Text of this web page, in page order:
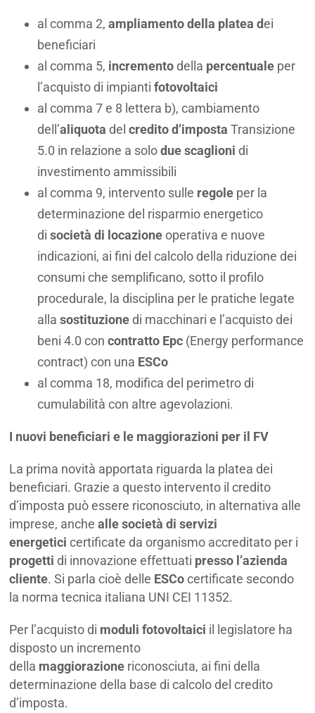
al comma 2,ampliamento della platea dei
beneficiari
al comma 5, incremento della percentuale per
l’acquisto di impiantifotovoltaici
al comma 7 e 8 lettera b), cambiamento
dell’aliquota delcredito d’imposta Transizione
5.0 in relazione a solodue scaglioni di
investimento ammissibili
al comma 9, intervento sulle regole per la
determinazione del risparmio energetico
disocietà di locazioneoperativa e nuove
indicazioni, ai fini del calcolo della riduzione dei
consumi che semplificano, sotto il profilo
procedurale, la disciplina per le pratiche legate
allasostituzione di macchinari e l’acquisto dei
beni 4.0 con contratto Epc (Energy performance
contract) con una ESCo
al comma 18, modifica del perimetro di
cumulabilità con altre agevolazioni.
I nuovi beneficiari e le maggiorazioni per il FV
La prima novità apportata riguarda la platea dei
beneficiari. Grazie a questo intervento il credito
d’imposta può essere riconosciuto, in alternativa alle
imprese, anchealle società di servizi
energetici certificate da organismo accreditato per i
progetti di innovazione effettuati presso l’azienda
cliente. Si parla cioè delle ESCocertificate secondo
la norma tecnica italiana UNI CEI 11352.
Per l’acquisto di moduli fotovoltaici il legislatore ha
disposto un incremento
della maggiorazione riconosciuta, ai fini della
determinazione della base di calcolo del credito
d’imposta.